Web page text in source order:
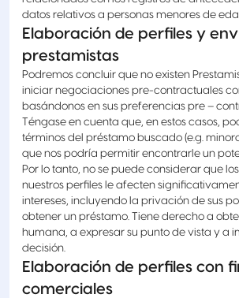
datos relativos a personas menores de
Elaboración de perfiles y
prestamistas
Podremos concluir que no existen
iniciar negociaciones pre-contractuales
basándonos en sus preferencias pre –
Téngase en cuenta que, en estos casos,
términos del préstamo buscado (e.g.
que nos podría permitir encontrarle un
Por lo tanto, no se puede considerar que
nuestros perfiles le afecten
intereses, incluyendo la privación de sus
obtener un préstamo. Tiene derecho a
humana, a expresar su punto de vista y a
decisión.
Elaboración de perfiles con
comerciales